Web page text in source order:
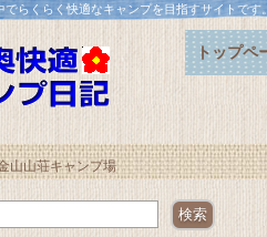
でらくらく快適なキャンプを目指すサイトです
トップペ
山山荘キャンプ場